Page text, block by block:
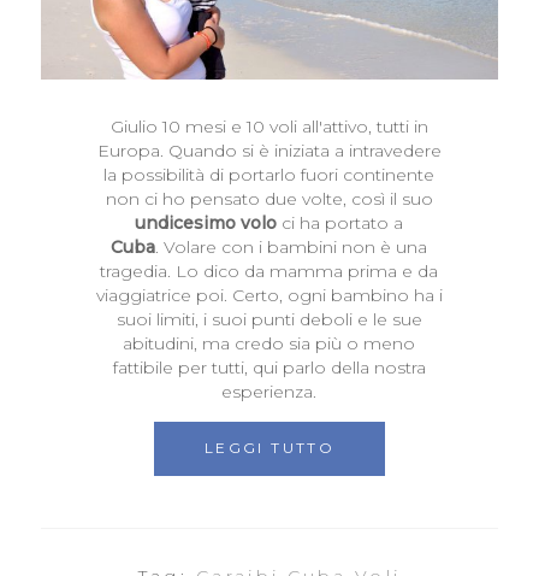
Giulio 10 mesi e 10 voli all'attivo, tutti in
Europa. Quando si è iniziata a intravedere
la possibilità di portarlo fuori continente
non ci ho pensato due volte, così il suo
undicesimo volo ci ha portato a
Cuba. Volare con i bambini non è una
tragedia. Lo dico da mamma prima e da
viaggiatrice poi. Certo, ogni bambino ha i
suoi limiti, i suoi punti deboli e le sue
abitudini, ma credo sia più o meno
fattibile per tutti, qui parlo della nostra
esperienza.
LEGGI TUTTO